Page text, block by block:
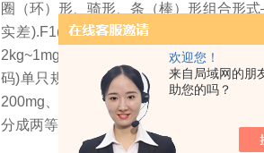
欢迎您！
来自局域网的朋
助您的吗？
圈（环）形、骑形、条（棒）形组合形
实差).F1(三级允差).F2(四级).M1(五级
2kg~1mg、1kg~1mg、500g~1mg、
码)单只规格（标称值）20kg、10kg、
200mg、100mg、50mg、20mg、10mg
分成两等九级共十一个等级,其中包括了